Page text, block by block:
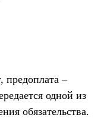
предоплата –
одной из
обязательства.